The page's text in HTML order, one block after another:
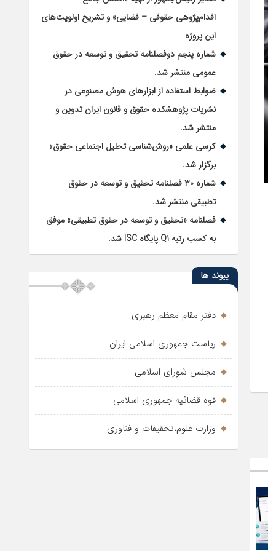
اقدام‌پژوهی حقوقی – قضایی» و تشریح اولویت‌های
این پروژه
شماره پنجم دوفصلنامه تحقیق و توسعه در حقوق
عمومی منتشر شد.
ضوابط استفاده از ابزارهای هوش مصنوعی در
نشریات پژوهشکده حقوق و قانون ایران تدوین و
منتشر شد.
کرسی علمی «روش‌شناسی تحلیل اجتماعی حقوق»
برگزار شد.
شماره ۳۰ فصلنامه تحقیق و توسعه در حقوق
تطبیقی منتشر شد.
فصلنامه «تحقیق و توسعه در حقوق تطبیقی» موفق
به کسب رتبه Q1 پایگاه ISC شد.
پیوند ها
دفتر مقام معظم رهبری
ریاست جمهوری اسلامی ایران
مجلس شورای اسلامی
قوه قضائیه جمهوری اسلامی
وزارت علوم،تحقیفات و فناوری